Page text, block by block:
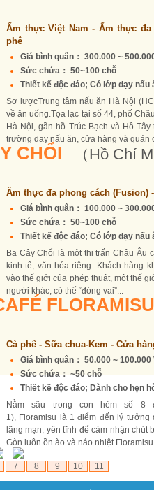
Ẩm thực Việt Nam - Ẩm thực đa
phê
Giá bình quân： 300.000 ~
Sức chứa： 50~100 chỗ
Thiết kế độc đáo; Có lớp dạy nấu
Sơ lượcTrung tâm nấu ăn Hà Nội
về ăn uống.Tọa lạc tại số 44, phố
Hà Nội, gần hồ Trúc Bạch và Hồ
trường dạy nấu ăn, cửa hàng và quán
CHỔI
（Hồ Chí
Ẩm thực đa phong cách (Fusion)
Giá bình quân： 100.000 ~
Sức chứa： 50~100 chỗ
Thiết kế độc đáo; Có lớp dạy nấu
Ba Cây Chổi là một thị trấn Châu Âu
kinh tế, văn hóa riêng. Khách hàng
vào thế giới của phép thuật, một thế
người khác, có thể “đóng vai”...
Cà phê - Sữa chua-Kem - Cửa
Giá bình quân： 50.000 ~ 100.000
Sức chứa： ~50 chỗ
Thiết kế độc đáo; Dành cho hẹn
Nằm sâu trong con hẻm số 8
1), Floramisu là 1 điểm đến lý
lãng mạn, yên tĩnh để cảm nhận
Gòn luôn ồn ào và náo
7 8 9 10 11